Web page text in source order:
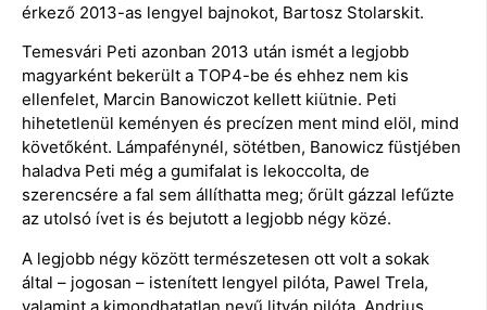
érkező 2013-as lengyel bajnokot, Bartosz Stolarskit.
Temesvári Peti azonban 2013 után ismét a legjobb
magyarként bekerült a TOP4-be és ehhez nem kis
ellenfelet, Marcin Banowiczot kellett kiütnie. Peti
hihetetlenül keményen és precízen ment mind elöl, mind
követőként. Lámpafénynél, sötétben, Banowicz füstjében
haladva Peti még a gumifalat is lekoccolta, de
szerencsére a fal sem állíthatta meg; őrült gázzal lefűzte
az utolsó ívet is és bejutott a legjobb négy közé.
A legjobb négy között természetesen ott volt a sokak
által – jogosan – istenített lengyel pilóta, Pawel Trela,
valamint a kimondhatatlan nevű litván pilóta, Andrius